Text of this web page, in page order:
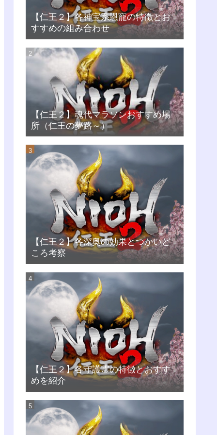
【仁王２】各神宝系恩寵の特徴とお
すすめの組み合わせ
【仁王２】魂代マラソンおすすめ場
所（仁王の夢路～）
【仁王２】各深奥の効果とつかいど
ころ考察
【仁王２】各守護霊の特徴とおすす
めを紹介